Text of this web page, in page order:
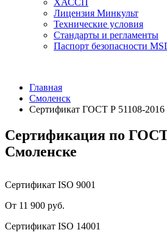
ХАССП
Лицензия Минкульт
Технические условия
Стандарты и регламенты
Паспорт безопасности
Главная
Смоленск
Сертификат ГОСТ Р 51108-2016
Сертификация по ГОСТ
Смоленске
Сертификат ISO 9001
От 11 900 руб.
Сертификат ISO 14001